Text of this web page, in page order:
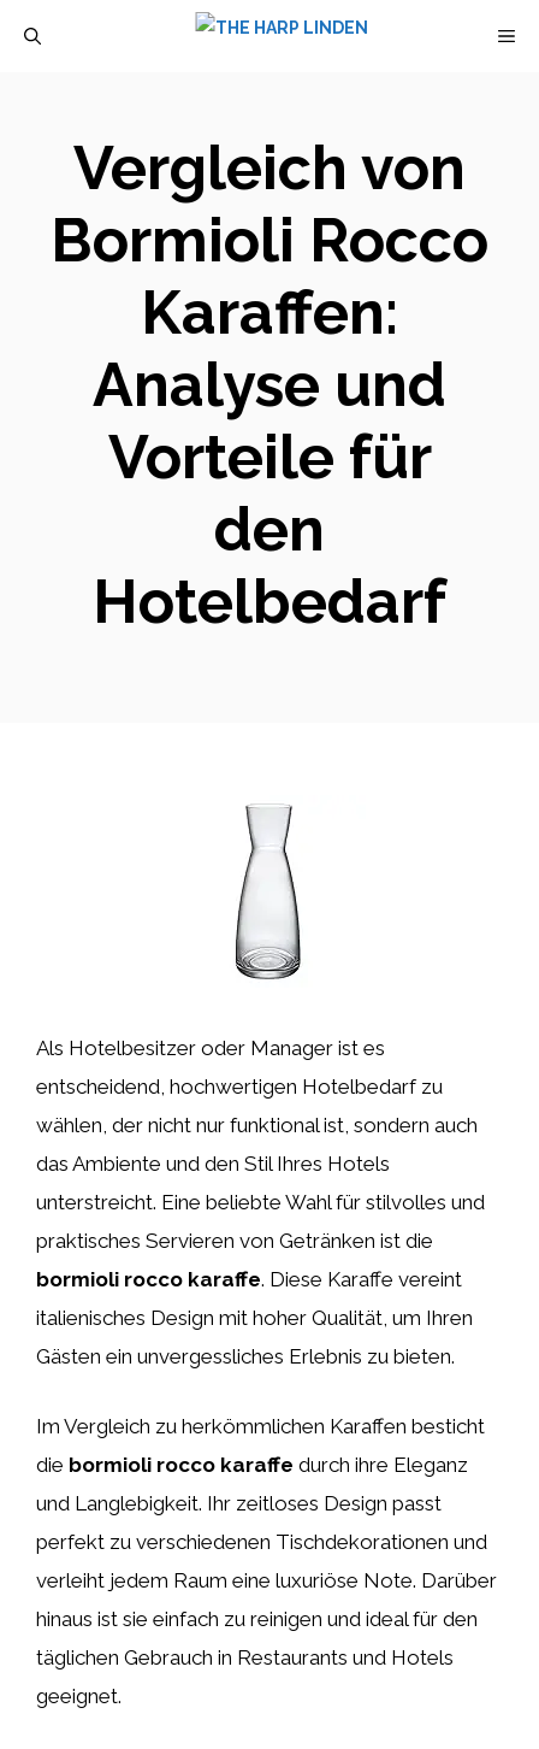
Vergleich von
Bormioli Rocco
Karaffen:
Analyse und
Vorteile für
den
Hotelbedarf
Als Hotelbesitzer oder Manager ist es
entscheidend, hochwertigen Hotelbedarf zu
wählen, der nicht nur funktional ist, sondern auch
das Ambiente und den Stil Ihres Hotels
unterstreicht. Eine beliebte Wahl für stilvolles und
praktisches Servieren von Getränken ist die
bormioli rocco karaffe. Diese Karaffe vereint
italienisches Design mit hoher Qualität, um Ihren
Gästen ein unvergessliches Erlebnis zu bieten.
Im Vergleich zu herkömmlichen Karaffen besticht
die bormioli rocco karaffe durch ihre Eleganz
und Langlebigkeit. Ihr zeitloses Design passt
perfekt zu verschiedenen Tischdekorationen und
verleiht jedem Raum eine luxuriöse Note. Darüber
hinaus ist sie einfach zu reinigen und ideal für den
täglichen Gebrauch in Restaurants und Hotels
geeignet.